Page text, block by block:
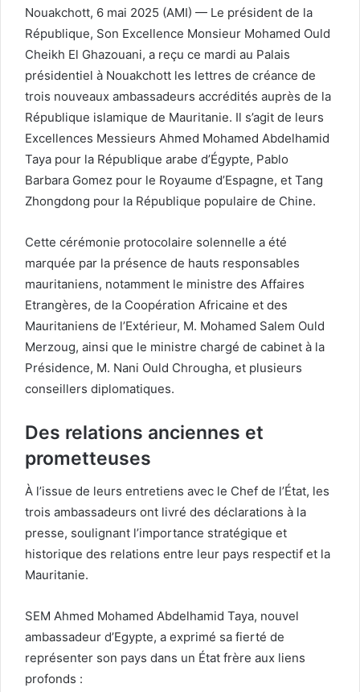
Nouakchott, 6 mai 2025 (AMI) — Le président de la
République, Son Excellence Monsieur Mohamed Ould
Cheikh El Ghazouani, a reçu ce mardi au Palais
présidentiel à Nouakchott les lettres de créance de
trois nouveaux ambassadeurs accrédités auprès de la
République islamique de Mauritanie. Il s’agit de leurs
Excellences Messieurs Ahmed Mohamed Abdelhamid
Taya pour la République arabe d’Égypte, Pablo
Barbara Gomez pour le Royaume d’Espagne, et Tang
Zhongdong pour la République populaire de Chine.
Cette cérémonie protocolaire solennelle a été
marquée par la présence de hauts responsables
mauritaniens, notamment le ministre des Affaires
Etrangères, de la Coopération Africaine et des
Mauritaniens de l’Extérieur, M. Mohamed Salem Ould
Merzoug, ainsi que le ministre chargé de cabinet à la
Présidence, M. Nani Ould Chrougha, et plusieurs
conseillers diplomatiques.
Des relations anciennes et
prometteuses
À l’issue de leurs entretiens avec le Chef de l’État, les
trois ambassadeurs ont livré des déclarations à la
presse, soulignant l’importance stratégique et
historique des relations entre leur pays respectif et la
Mauritanie.
SEM Ahmed Mohamed Abdelhamid Taya, nouvel
ambassadeur d’Egypte, a exprimé sa fierté de
représenter son pays dans un État frère aux liens
profonds :